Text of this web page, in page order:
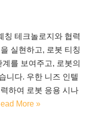
칭 테크놀로지와 협력
실현하고, 로봇 티칭
를 보여주고, 로봇의
니다. 우한 니즈 인텔
하여 로봇 응용 시나
More »